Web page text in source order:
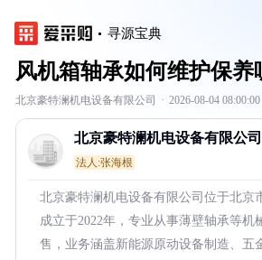
寻源宝典
风机箱轴承如何维护保养
北京豪特澜机电设备有限公司 · 2026-08-04 08:00:00
北京豪特澜机电设备有限公司
法人:张海根
北京豪特澜机电设备有限公司位于北京
成立于2022年，专业从事薄壁轴承等机
售，业务涵盖新能源原动设备制造、五